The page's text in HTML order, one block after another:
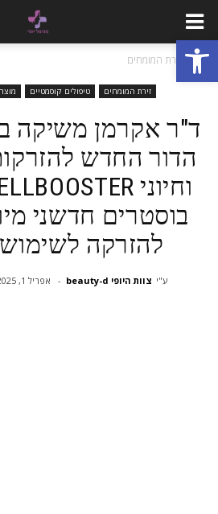
פתח סרגל נגישות
בית זירת המומחים
זירת המומחים טיפולים קוסמטיים
ד"ר אקרמן משיקה
הדור החדש
בוסטרים חדשני
להזרקה
ע"י צוות היופי beauty-d - אפריל 1, 2025